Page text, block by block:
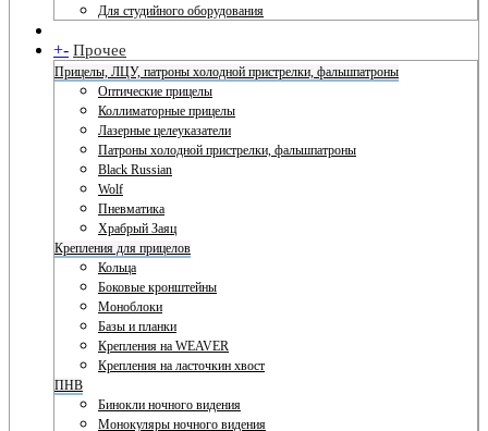
Для студийного оборудования
+- Прочее
Прицелы, ЛЦУ, патроны холодной пристрелки, фальшпатроны
Оптические прицелы
Коллиматорные прицелы
Лазерные целеуказатели
Патроны холодной пристрелки, фальшпатроны
Black Russian
Wolf
Пневматика
Храбрый Заяц
Крепления для прицелов
Кольца
Боковые кронштейны
Моноблоки
Базы и планки
Крепления на WEAVER
Крепления на ласточкин хвост
ПНВ
Бинокли ночного видения
Монокуляры ночного видения